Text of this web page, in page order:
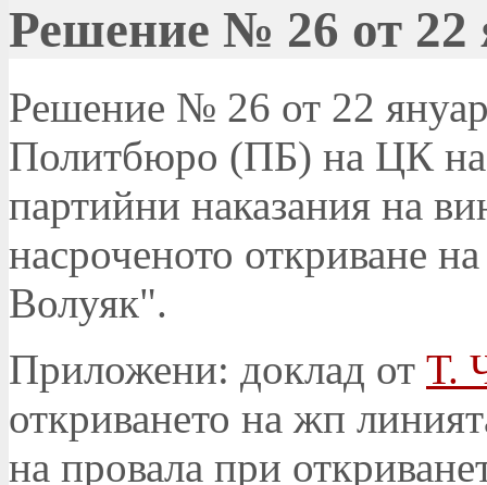
Решение № 26 от 22
Решение № 26 от 22
Политбюро (ПБ) на ЦК на
партийни наказания на
насроченото откриване
Волуяк".
Приложени: доклад от Т.
откриването на жп
на провала при